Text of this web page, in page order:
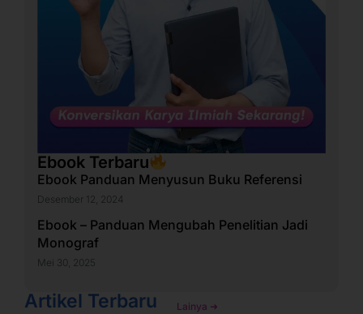
Ebook Terbaru
Ebook Panduan Menyusun Buku Referensi
Desember 12, 2024
Ebook – Panduan Mengubah Penelitian Jadi
Monograf
Mei 30, 2025
Artikel Terbaru Lainya ➜